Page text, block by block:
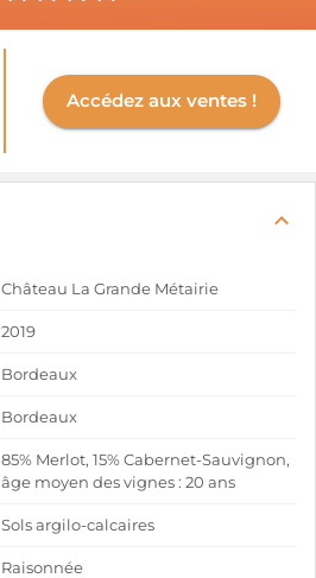
Accédez aux ventes !
Château La Grande Métairie
2019
Bordeaux
Bordeaux
85% Merlot, 15% Cabernet-Sauvignon,
âge moyen des vignes : 20 ans
Sols argilo-calcaires
Raisonnée